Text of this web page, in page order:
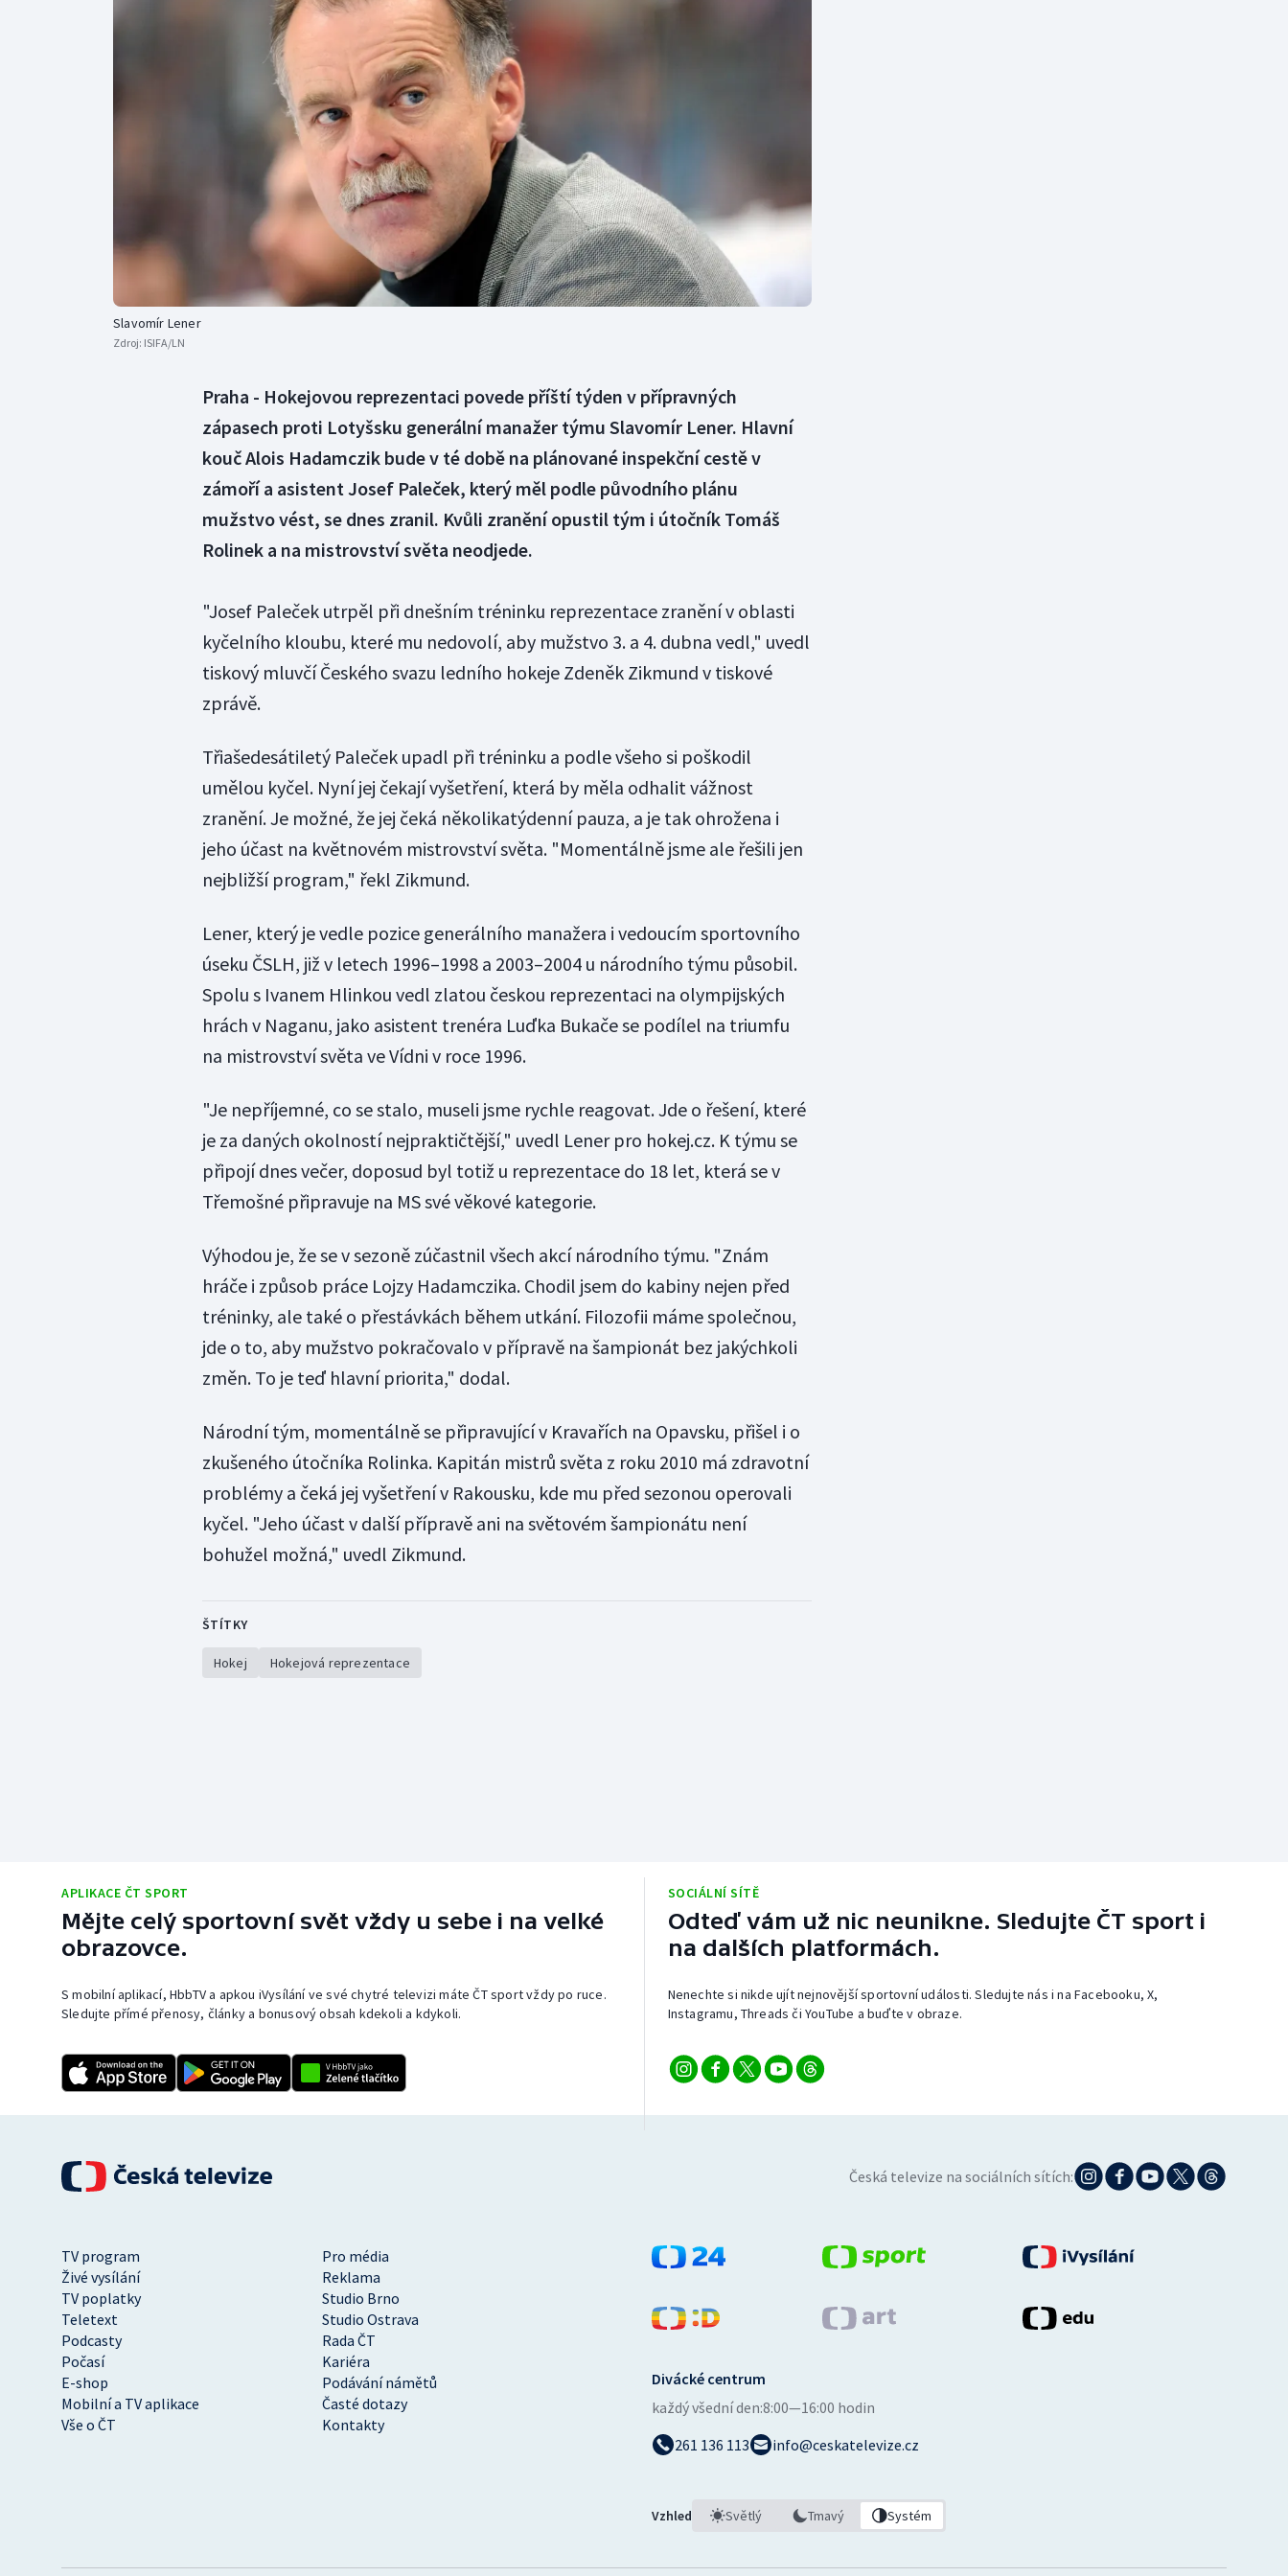
Curling
Florbal
Futsal
Golf
Gymnastika
Moderní pětiboj
Motorsport
Olympijské hry
Parasport
Plavání
Plážový volejbal
Slavomír Lener
Zdroj: ISIFA/LN
Praha - Hokejovou reprezentaci povede příští týden v přípravných
zápasech proti Lotyšsku generální manažer týmu Slavomír Lener. Hlavní
kouč Alois Hadamczik bude v té době na plánované inspekční cestě v
zámoří a asistent Josef Paleček, který měl podle původního plánu
mužstvo vést, se dnes zranil. Kvůli zranění opustil tým i útočník Tomáš
Rolinek a na mistrovství světa neodjede.
"Josef Paleček utrpěl při dnešním tréninku reprezentace zranění v oblasti
kyčelního kloubu, které mu nedovolí, aby mužstvo 3. a 4. dubna vedl," uvedl
tiskový mluvčí Českého svazu ledního hokeje Zdeněk Zikmund v tiskové
zprávě.
Třiašedesátiletý Paleček upadl při tréninku a podle všeho si poškodil
umělou kyčel. Nyní jej čekají vyšetření, která by měla odhalit vážnost
zranění. Je možné, že jej čeká několikatýdenní pauza, a je tak ohrožena i
jeho účast na květnovém mistrovství světa. "Momentálně jsme ale řešili jen
nejbližší program," řekl Zikmund.
Lener, který je vedle pozice generálního manažera i vedoucím sportovního
úseku ČSLH, již v letech 1996–1998 a 2003–2004 u národního týmu působil.
Spolu s Ivanem Hlinkou vedl zlatou českou reprezentaci na olympijských
hrách v Naganu, jako asistent trenéra Luďka Bukače se podílel na triumfu
na mistrovství světa ve Vídni v roce 1996.
"Je nepříjemné, co se stalo, museli jsme rychle reagovat. Jde o řešení, které
je za daných okolností nejpraktičtější," uvedl Lener pro hokej.cz. K týmu se
připojí dnes večer, doposud byl totiž u reprezentace do 18 let, která se v
Třemošné připravuje na MS své věkové kategorie.
Výhodou je, že se v sezoně zúčastnil všech akcí národního týmu. "Znám
hráče i způsob práce Lojzy Hadamczika. Chodil jsem do kabiny nejen před
tréninky, ale také o přestávkách během utkání. Filozofii máme společnou,
jde o to, aby mužstvo pokračovalo v přípravě na šampionát bez jakýchkoli
změn. To je teď hlavní priorita," dodal.
Národní tým, momentálně se připravující v Kravařích na Opavsku, přišel i o
zkušeného útočníka Rolinka. Kapitán mistrů světa z roku 2010 má zdravotní
problémy a čeká jej vyšetření v Rakousku, kde mu před sezonou operovali
kyčel. "Jeho účast v další přípravě ani na světovém šampionátu není
bohužel možná," uvedl Zikmund.
ŠTÍTKY
Hokej Hokejová reprezentace
APLIKACE ČT SPORT
Mějte celý sportovní svět vždy u sebe i na velké
obrazovce.
S mobilní aplikací, HbbTV a apkou iVysílání ve své chytré televizi máte ČT sport vždy po ruce.
Sledujte přímé přenosy, články a bonusový obsah kdekoli a kdykoli.
SOCIÁLNÍ SÍTĚ
Odteď vám už nic neunikne. Sledujte ČT sport i
na dalších platformách.
Nenechte si nikde ujít nejnovější sportovní události. Sledujte nás i na Facebooku, X,
Instagramu, Threads či YouTube a buďte v obraze.
Česká televize na sociálních sítích:
TV program
Pro média
Živé vysílání
Reklama
TV poplatky
Studio Brno
Teletext
Studio Ostrava
Podcasty
Rada ČT
Počasí
Kariéra
E-shop
Podávání námětů
Mobilní a TV aplikace
Časté dotazy
Vše o ČT
Kontakty
Divácké centrum
každý všední den:8:00—16:00 hodin
261 136 113
info@ceskatelevize.cz
Vzhled Světlý Tmavý Systém